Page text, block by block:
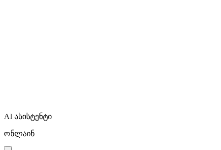
AI ასისტენტი
ონლაინ